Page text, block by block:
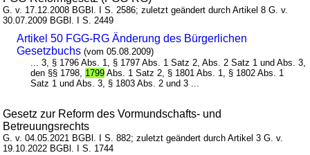
G. v. 17.12.2008 BGBl. I S. 2586; zuletzt geändert durch Artikel 8 G. v.
30.07.2009 BGBl. I S. 2449
Artikel 50 FGG-RG Änderung des Bürgerlichen
Gesetzbuchs (vom 05.08.2009)
... 3, § 1796 Abs. 1, § 1797 Abs. 1 Satz 2, Abs. 2 Satz 1 und Abs. 3,
den §§ 1798, 1799 Abs. 1 Satz 2, § 1801 Abs. 1, § 1802 Abs. 1
Satz 1 und Abs. 3, § 1803 Abs. 2 und 3 ...
Gesetz zur Reform des Vormundschafts- und
Betreuungsrechts
G. v. 04.05.2021 BGBl. I S. 882; zuletzt geändert durch Artikel 3 G. v.
19.10.2022 BGBl. I S. 1744